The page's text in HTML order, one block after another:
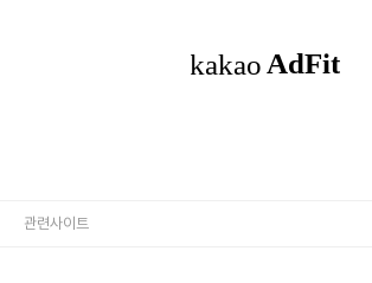
두 5 Gbps에서 10 Gbps로 이더넷은 1 Gbps에서 2.5 Gbps 등
많은 부분이 향상되었다. 사실 엄청나게 필요한 건 아니였지만 이런
관련사이트